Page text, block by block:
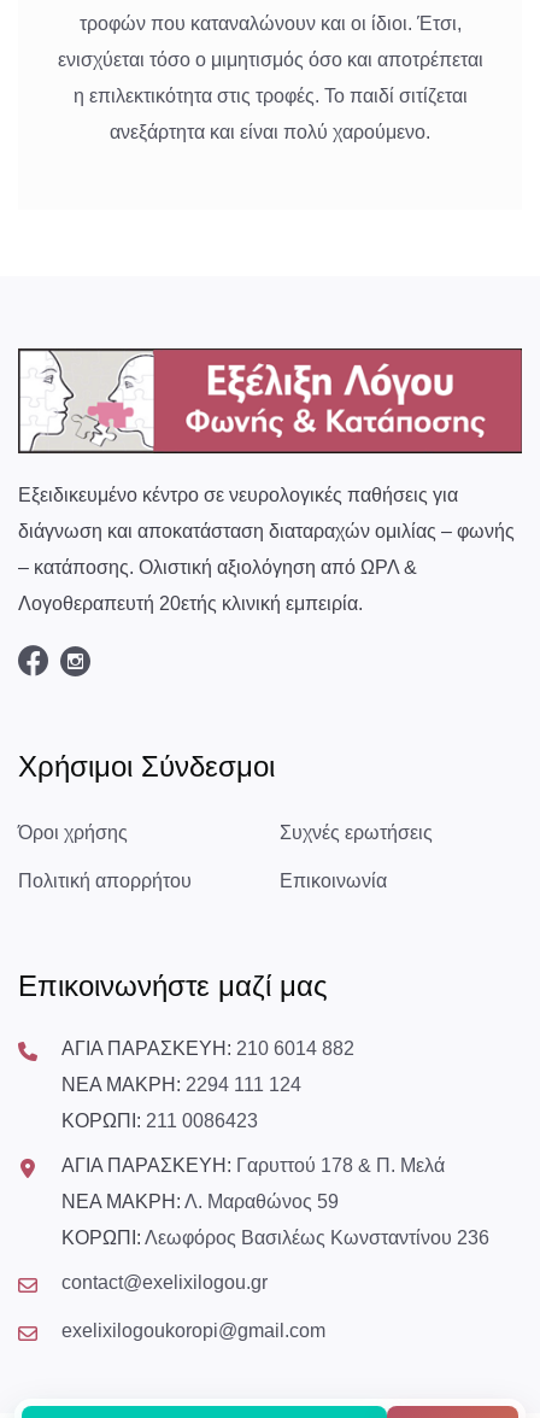
τροφών που καταναλώνουν και οι ίδιοι. Έτσι,
ενισχύεται τόσο ο μιμητισμός όσο και αποτρέπεται
η επιλεκτικότητα στις τροφές. Το παιδί σιτίζεται
ανεξάρτητα και είναι πολύ χαρούμενο.
Εξειδικευμένο κέντρο σε νευρολογικές παθήσεις για
διάγνωση και αποκατάσταση διαταραχών ομιλίας – φωνής
– κατάποσης. Ολιστική αξιολόγηση από ΩΡΛ &
Λογοθεραπευτή 20ετής κλινική εμπειρία.
Χρήσιμοι Σύνδεσμοι
Όροι χρήσης
Πολιτική απορρήτου
Συχνές ερωτήσεις
Επικοινωνία
Επικοινωνήστε μαζί μας
ΑΓΙΑ ΠΑΡΑΣΚΕΥΗ: 210 6014 882
ΝΕΑ ΜΑΚΡΗ: 2294 111 124
ΚΟΡΩΠΙ: 211 0086423
ΑΓΙΑ ΠΑΡΑΣΚΕΥΗ: Γαρυττού 178 & Π. Μελά
ΝΕΑ ΜΑΚΡΗ: Λ. Μαραθώνος 59
ΚΟΡΩΠΙ: Λεωφόρος Βασιλέως Κωνσταντίνου 236
contact@exelixilogou.gr
exelixilogoukoropi@gmail.com